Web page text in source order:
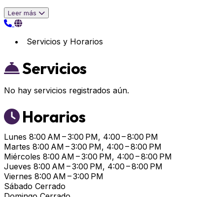
Leer más
Servicios y Horarios
Servicios
No hay servicios registrados aún.
Horarios
Lunes 8:00 AM – 3:00 PM, 4:00 – 8:00 PM
Martes 8:00 AM – 3:00 PM, 4:00 – 8:00 PM
Miércoles 8:00 AM – 3:00 PM, 4:00 – 8:00 PM
Jueves 8:00 AM – 3:00 PM, 4:00 – 8:00 PM
Viernes 8:00 AM – 3:00 PM
Sábado Cerrado